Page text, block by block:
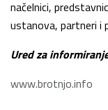
načelnici,
ustanova, partneri i
Ured za
www.brotnjo.info